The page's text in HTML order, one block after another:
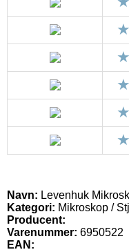
Navn: Levenhuk
Kategori: Mikroskop /
Producent:
Varenummer: 6950522
EAN: